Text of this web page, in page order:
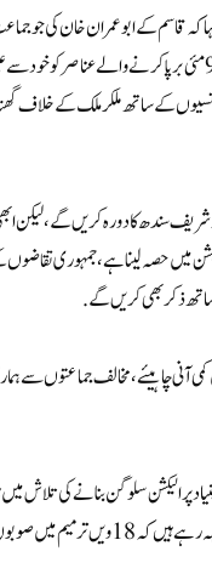
کہ قاسم کے ابو عمران خان کی جو
9مئی کو غیرملکی ایجنسیوں کے ساتھ
نوازشریف سندھ کا دورہ کریں
الیکشن میں حصہ لینا ہے، جمہوری
ذکر بھی کریں گے .
کمی آنی چاہیئے، مخالف جماعتوں
تو ہو سکتا ہے کمی نہیں۔